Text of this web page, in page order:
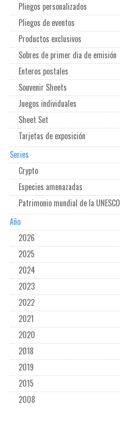
Pliegos personalizados
Pliegos de eventos
Productos exclusivos
Sobres de primer dia de emisión
Enteros postales
Souvenir Sheets
Juegos individuales
Sheet Set
Tarjetas de exposición
Series
Crypto
Especies amenazadas
Patrimonio mundial de la UNESCO
Año
2026
2025
2024
2023
2022
2021
2020
2018
2019
2015
2008